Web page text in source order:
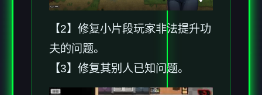
【2】修复小片段玩家非法提升功
夫的问题。
【3】修复其别人已知问题。